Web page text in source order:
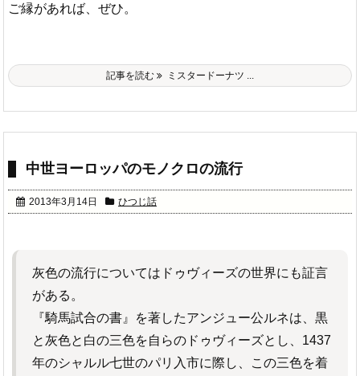
ご縁があれば、ぜひ。
記事を読む ミスタードーナツ ...
中世ヨーロッパのモノクロの流行
2013年3月14日 ひつじ話
灰色の流行についてはドゥヴィーズの世界にも証言
がある。
『騎馬試合の書』を著したアンジュー公ルネは、黒
と灰色と白の三色を自らのドゥヴィーズとし、1437
年のシャルル七世のパリ入市に際し、この三色を着